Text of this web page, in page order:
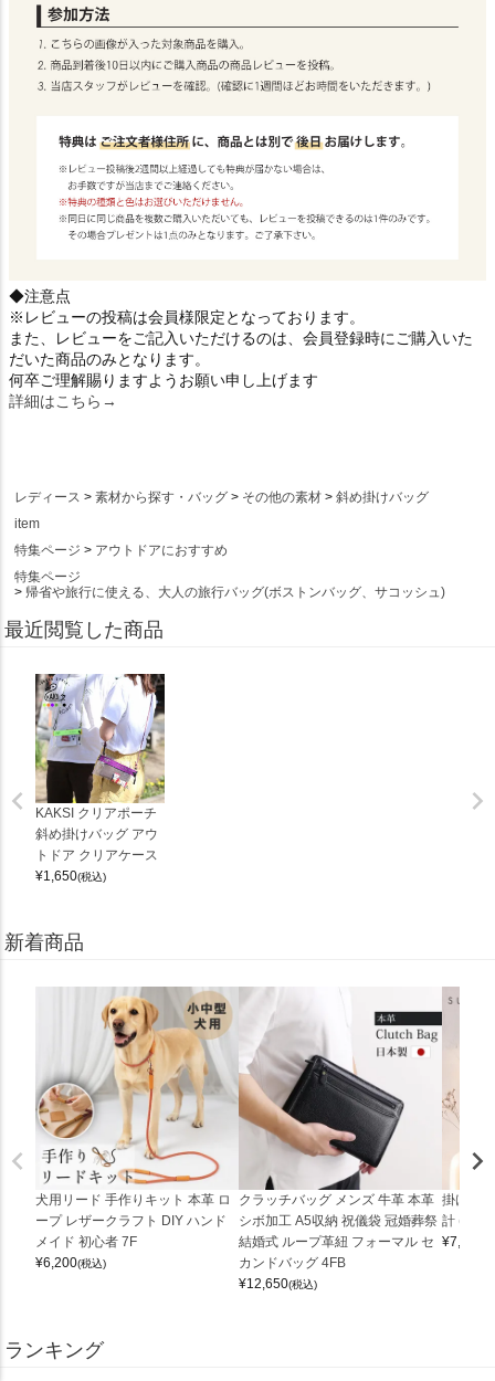
◆注意点
※レビューの投稿は会員様限定となっております。
また、レビューをご記入いただけるのは、会員登録時にご購入いた
だいた商品のみとなります。
何卒ご理解賜りますようお願い申し上げます
詳細はこちら→
レディース 素材から探す・バッグ その他の素材
斜め掛けバッグ
item
特集ページ
アウトドアにおすすめ
特集ページ
帰省や旅行に使える、大人の旅行バッグ(ボストンバッグ、サコッシュ)
最近閲覧した商品
KAKSI クリアポーチ
斜め掛けバッグ アウ
トドア クリアケース
¥1,650(税込)
新着商品
犬用リード 手作りキット 本革 ロ
ープ レザークラフト DIY ハンド
メイド 初心者 7F
¥6,200(税込)
クラッチバッグ メンズ 牛革 本革
シボ加工 A5収納 祝儀袋 冠婚葬祭
結婚式 ループ革紐 フォーマル セ
カンドバッグ 4FB
¥12,650(税込)
掛け時
計
¥7,150
ランキング